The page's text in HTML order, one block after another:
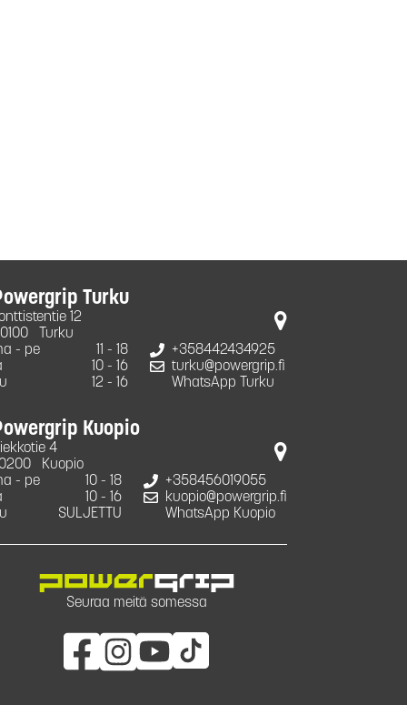
Turku
12
Turku
- pe
11 - 18
10 - 16
12 - 16
+358442434925
turku@powergrip.fi
WhatsApp Turku
Kuopio
4
Kuopio
- pe
10 - 18
10 - 16
SULJETTU
+358456019055
kuopio@powergrip.fi
WhatsApp Kuopio
Seuraa meitä somessa